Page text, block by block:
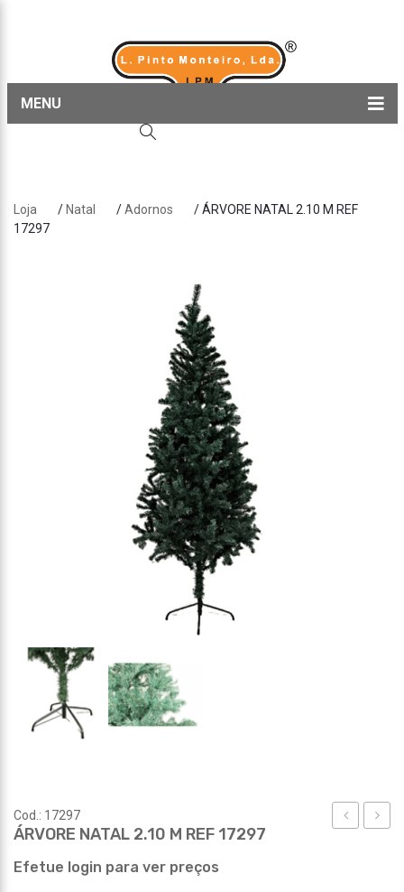
MENU
Sobre nós
Loja / Natal /Adornos
/ ÁRVORE NATAL 2.10 M REF
17297
Cod.: 17297
ÁRVORE NATAL 2.10 M REF 17297
Efetue login para ver preços